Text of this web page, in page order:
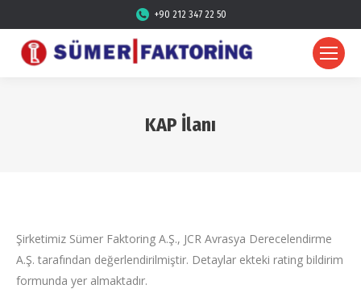
+90 212 347 22 50
KAP İlanı
Şirketimiz Sümer Faktoring A.Ş., JCR Avrasya Derecelendirme
A.Ş. tarafından değerlendirilmiştir. Detaylar ekteki rating bildirim
formunda yer almaktadır.